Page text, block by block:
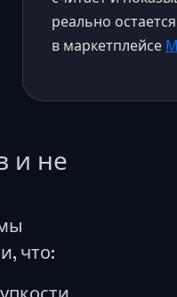
реально
в маркетплейсе
и не
что: